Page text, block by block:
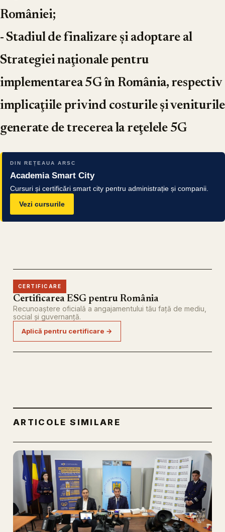
României;
- Stadiul de finalizare şi adoptare al
Strategiei naţionale pentru
implementarea 5G în România, respectiv
implicaţiile privind costurile şi veniturile
generate de trecerea la reţelele 5G
DIN REȚEAUA ARSC
Academia Smart City
Cursuri și certificări smart city pentru administrație și companii.
Vezi cursurile
CERTIFICARE
Certificarea ESG pentru România
Recunoaștere oficială a angajamentului tău față de mediu,
social și guvernanță.
Aplică pentru certificare →
ARTICOLE SIMILARE